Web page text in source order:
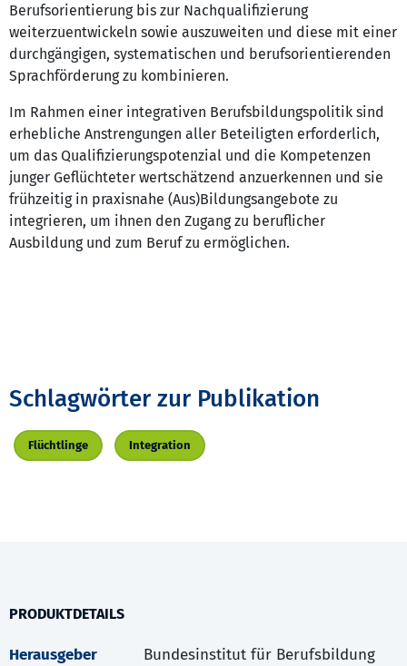
Berufsorientierung bis zur Nachqualifizierung
weiterzuentwickeln sowie auszuweiten und diese mit einer
durchgängigen, systematischen und berufsorientierenden
Sprachförderung zu kombinieren.
Im Rahmen einer integrativen Berufsbildungspolitik sind
erhebliche Anstrengungen aller Beteiligten erforderlich,
um das Qualifizierungspotenzial und die Kompetenzen
junger Geflüchteter wertschätzend anzuerkennen und sie
frühzeitig in praxisnahe (Aus)Bildungsangebote zu
integrieren, um ihnen den Zugang zu beruflicher
Ausbildung und zum Beruf zu ermöglichen.
Schlagwörter zur Publikation
Flüchtlinge Integration
PRODUKTDETAILS
Herausgeber Bundesinstitut für Berufsbildung